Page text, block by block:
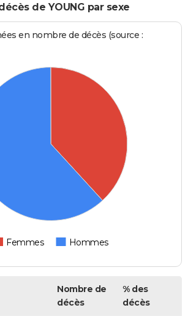
de YOUNG par sexe
en nombre de décès (source :
Femmes Hommes
Nombre de
décès
% des
décès